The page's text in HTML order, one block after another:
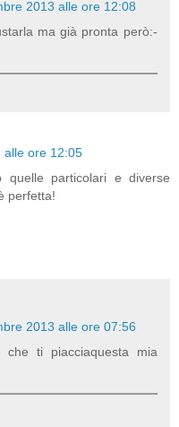
2013 alle ore 12:08
ma già pronta però:-
alle ore 12:05
quelle particolari e diverse
perfetta!
2013 alle ore 07:56
che ti piacciaquesta mia